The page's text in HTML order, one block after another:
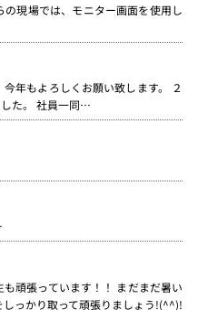
現場では、モニター画面を使用し
年もよろしくお願い致します。 ２
た。 社員一同…
頑張っています！！ まだまだ暑い
っかり取って頑張りましょう!(^^)!